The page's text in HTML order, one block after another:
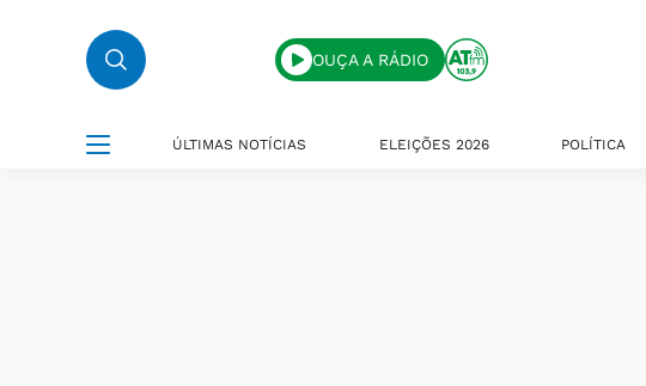
OUÇA A RÁDIO
ÚLTIMAS NOTÍCIAS ELEIÇÕES 2026 POLÍTICA